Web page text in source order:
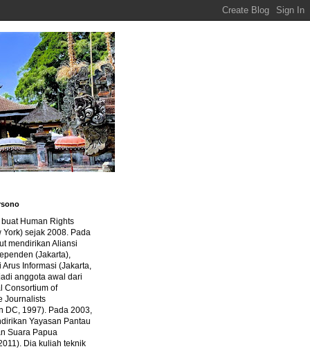
Human Rights
York) sejak 2008. Pada
mendirikan Aliansi
(Jakarta),
Arus Informasi (Jakarta,
anggota awal dari
Consortium of
Journalists
DC, 1997). Pada 2003,
Yayasan Pantau
Suara Papua
Dia kuliah teknik